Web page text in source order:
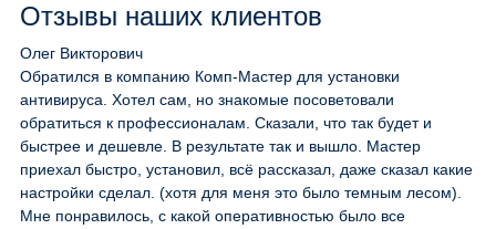
Отзывы наших клиентов
Олег Викторович
Обратился в компанию Комп-Мастер для установки
антивируса. Хотел сам, но знакомые посоветовали
обратиться к профессионалам. Сказали, что так будет и
быстрее и дешевле. В результате так и вышло. Мастер
приехал быстро, установил, всё рассказал, даже сказал какие
настройки сделал. (хотя для меня это было темным лесом).
Мне понравилось, с какой оперативностью было все